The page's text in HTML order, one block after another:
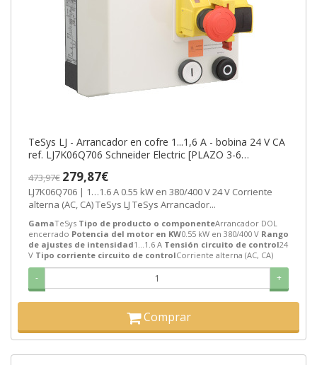
TeSys LJ - Arrancador en cofre 1...1,6 A - bobina 24 V CA
ref. LJ7K06Q706 Schneider Electric [PLAZO 3-6
473,97€ 279,87€
LJ7K06Q706 | 1…1.6 A 0.55 kW en 380/400 V 24 V Corriente
alterna (AC, CA) TeSys LJ TeSys Arrancador...
GamaTeSys Tipo de producto o componenteArrancador DOL
encerrado Potencia del motor en KW0.55 kW en 380/400 V Rango
de ajustes de intensidad1…1.6 A Tensión circuito de control24
V Tipo corriente circuito de controlCorriente alterna (AC, CA)
- +
Comprar